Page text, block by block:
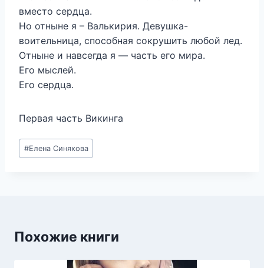
вместо сердца.
Но отныне я – Валькирия. Девушка-
воительница, способная сокрушить любой лед.
Отныне и навсегда я — часть его мира.
Его мыслей.
Его сердца.
Первая часть Викинга
Метки
записи:
#Елена Синякова
Похожие книги